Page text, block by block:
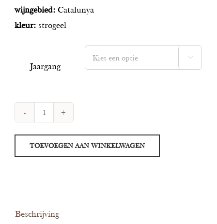
wijngebied: Catalunya
kleur: strogeel
Jaargang

Mir
Xarel-
TOEVOEGEN AAN WINKELWAGEN
Beschrijving